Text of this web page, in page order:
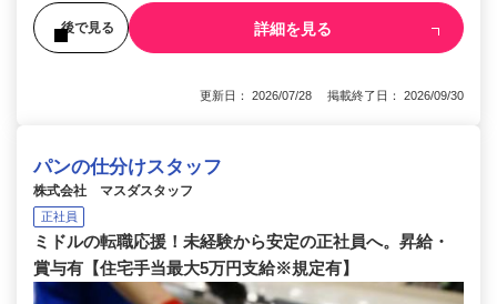
後で見る 詳細を見る
更新日： 2026/07/28 掲載終了日： 2026/09/30
パンの仕分けスタッフ
株式会社 マスダスタッフ
正社員
ミドルの転職応援！未経験から安定の正社員へ。昇給・
賞与有【住宅手当最大5万円支給※規定有】